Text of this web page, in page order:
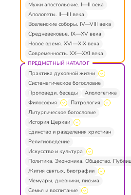
Мужи апостольские. I—II века
Апологеты. II—III века
Вселенские соборы. IV—VIII века
Средневековье. IX—XV века
Новое время. XVI—XIX века
Современность. XX—XXI века
ПРЕДМЕТНЫЙ КАТАЛОГ
Практика духовной жизни
Систематическое богословие
Проповеди, беседы
Апологетика
Философия
Патрология
Литургическое богословие
История Церкви
Единство и разделения христиан
Религиоведение
Искусство и культура
Политика. Экономика. Общество.
Жития святых, биографии
Мемуары, дневники, письма
Семья и воспитание